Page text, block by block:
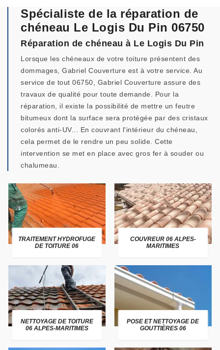
Spécialiste de la réparation de
chéneau Le Logis Du Pin 06750
Réparation de chéneau à Le Logis Du Pin
Lorsque les chéneaux de votre toiture présentent des
dommages, Gabriel Couverture est à votre service. Au
service de tout 06750, Gabriel Couverture assure des
travaux de qualité pour toute demande. Pour la
réparation, il existe la possibilité de mettre un feutre
bitumeux dont la surface sera protégée par des cristaux
colorés anti-UV... En couvrant l'intérieur du chéneau,
cela permet de le rendre un peu solide. Cette
intervention se met en place avec gros fer à souder ou
chalumeau.
TRAITEMENT HYDROFUGE
DE TOITURE 06
COUVREUR 06 ALPES-
MARITIMES
NETTOYAGE DE TOITURE
06 ALPES-MARITIMES
POSE ET NETTOYAGE DE
GOUTTIÈRES 06